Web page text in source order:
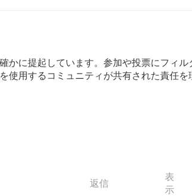
に提起しています。参加や投票にフィル
使用するコミュニティが共有された責任
返信
表
示